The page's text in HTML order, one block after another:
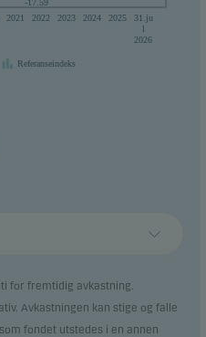
2021 2022 2023 2024 2025
31.ju
l
2026
-17.59
Referanseindeks
for fremtidig avkastning.
Avkastningen kan stige og falle
fondet utstedes i en annen